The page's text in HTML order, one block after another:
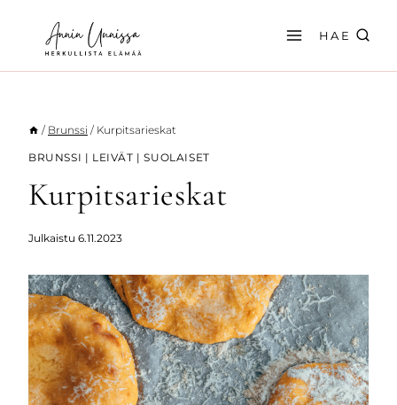
sisältöön
HAE
/ Brunssi / Kurpitsarieskat
BRUNSSI | LEIVÄT |SUOLAISET
Kurpitsarieskat
Julkaistu 6.11.2023